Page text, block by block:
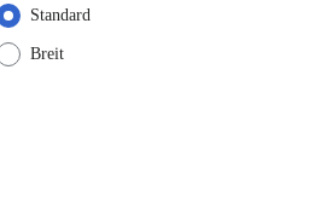
Standard
Breit